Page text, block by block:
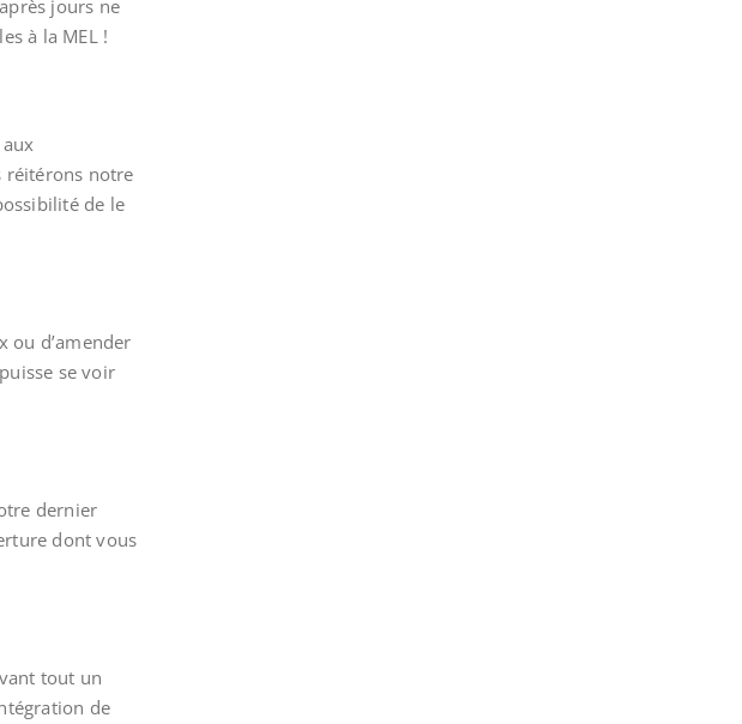
jours ne
à la MEL !
réitérons notre
de le
ou d’amender
se voir
dernier
dont vous
tout un
de